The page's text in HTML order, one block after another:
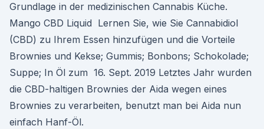
Grundlage in der medizinischen Cannabis Küche.
Mango CBD Liquid Lernen Sie, wie Sie Cannabidiol
(CBD) zu Ihrem Essen hinzufügen und die Vorteile
Brownies und Kekse; Gummis; Bonbons; Schokolade;
Suppe; In Öl zum 16. Sept. 2019 Letztes Jahr wurden
die CBD-haltigen Brownies der Aida wegen eines
Brownies zu verarbeiten, benutzt man bei Aida nun
einfach Hanf-Öl.